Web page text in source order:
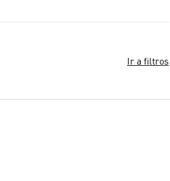
Ir a filtros